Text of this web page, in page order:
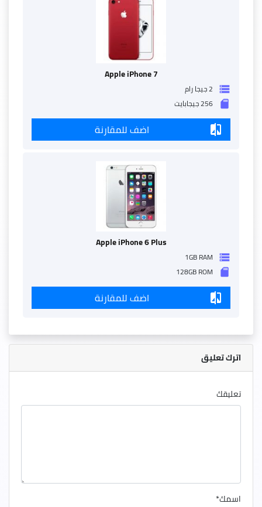
Apple iPhone 7
storage 2 جيجا رام
sd_storage 256 جيجابايت
compare اضف للمقارنة
Apple iPhone 6 Plus
storage
1GB RAM
sd_storage
128GB ROM
compare اضف للمقارنة
اترك تعليق
تعليقك
اسمك*